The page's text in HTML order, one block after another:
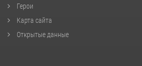
Герои
Карта сайта
Открытые данные